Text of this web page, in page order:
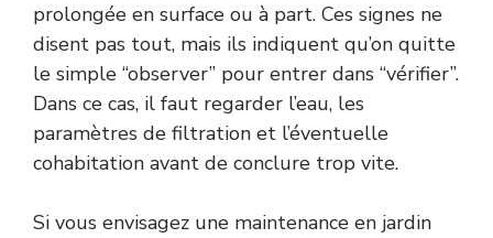
prolongée en surface ou à part. Ces signes ne
disent pas tout, mais ils indiquent qu’on quitte
le simple “observer” pour entrer dans “vérifier”.
Dans ce cas, il faut regarder l’eau, les
paramètres de filtration et l’éventuelle
cohabitation avant de conclure trop vite.
Si vous envisagez une maintenance en jardin